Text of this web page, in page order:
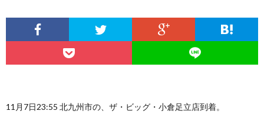
11月7日23:55 北九州市の、ザ・ビッグ・小倉足立店到着。